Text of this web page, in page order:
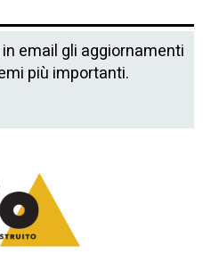
email gli aggiornamenti
più importanti.